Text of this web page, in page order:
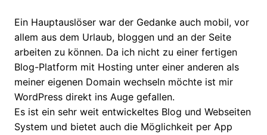
Ein Hauptauslöser war der Gedanke auch mobil, vor
allem aus dem Urlaub, bloggen und an der Seite
arbeiten zu können. Da ich nicht zu einer fertigen
Blog-Platform mit Hosting unter einer anderen als
meiner eigenen Domain wechseln möchte ist mir
WordPress direkt ins Auge gefallen.
Es ist ein sehr weit entwickeltes Blog und Webseiten
System und bietet auch die Möglichkeit per App